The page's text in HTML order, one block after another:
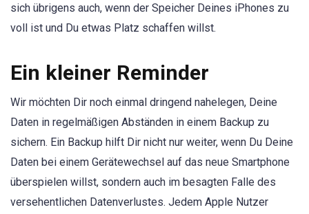
sich übrigens auch, wenn der Speicher Deines iPhones zu
voll ist und Du etwas Platz schaffen willst.
Ein kleiner Reminder
Wir möchten Dir noch einmal dringend nahelegen, Deine
Daten in regelmäßigen Abständen in einem Backup zu
sichern. Ein Backup hilft Dir nicht nur weiter, wenn Du Deine
Daten bei einem Gerätewechsel auf das neue Smartphone
überspielen willst, sondern auch im besagten Falle des
versehentlichen Datenverlustes. Jedem Apple Nutzer